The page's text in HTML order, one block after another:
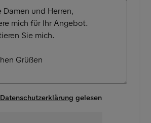
Datenschutzerklärung gelesen